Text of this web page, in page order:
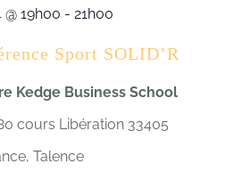
de
vues
19h00 - 21h00
Sport SOLID’R
Kedge Business School
cours Libération 33405
Talence